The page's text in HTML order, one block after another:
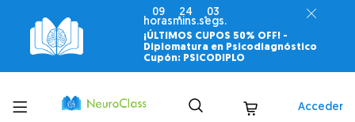
09
horas
24
mins.
02
segs.
¡ÚLTIMOS CUPOS 50% OFF! -
Diplomatura en Psicodiagnóstico
Cupón: PSICODIPLO
Toggle
menu
Acceder